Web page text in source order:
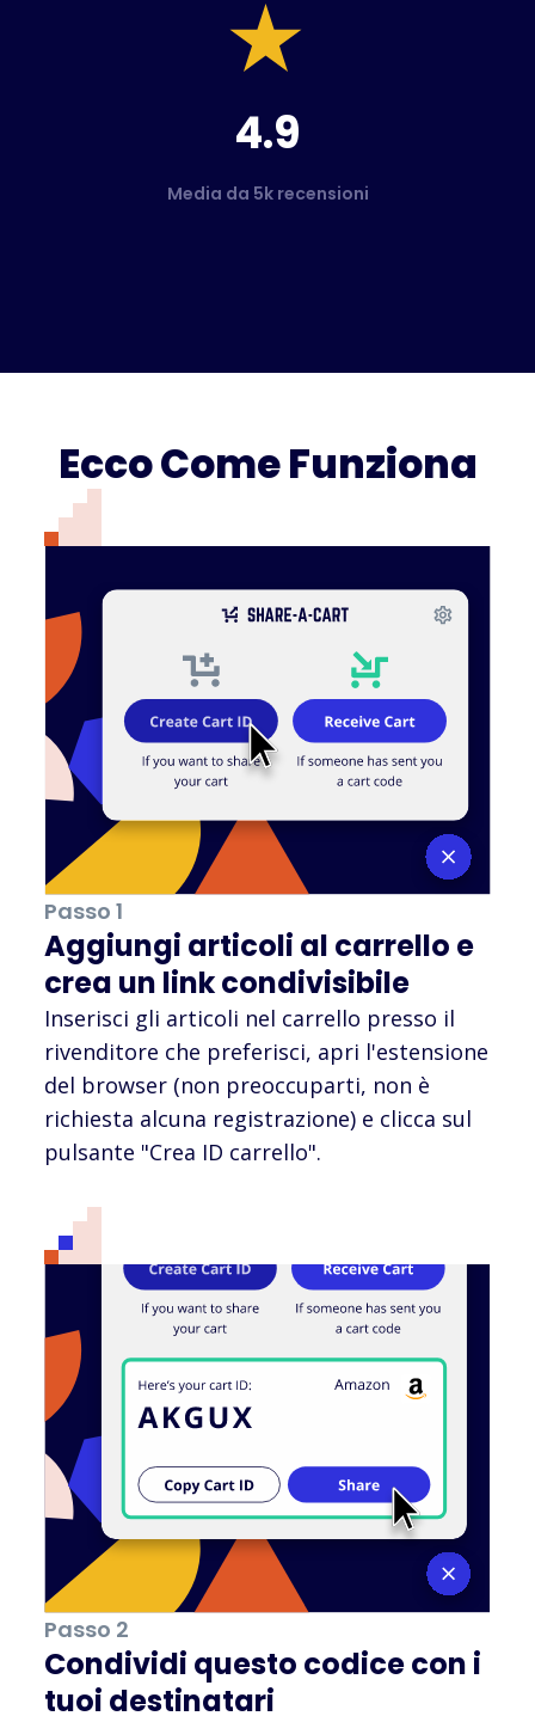
4.9
Media da 5k recensioni
Ecco Come Funziona
Passo 1
Aggiungi articoli al carrello e
crea un link condivisibile
Inserisci gli articoli nel carrello presso il
rivenditore che preferisci, apri l'estensione
del browser (non preoccuparti, non è
richiesta alcuna registrazione) e clicca sul
pulsante "Crea ID carrello".
Passo 2
Condividi questo codice con i
tuoi destinatari